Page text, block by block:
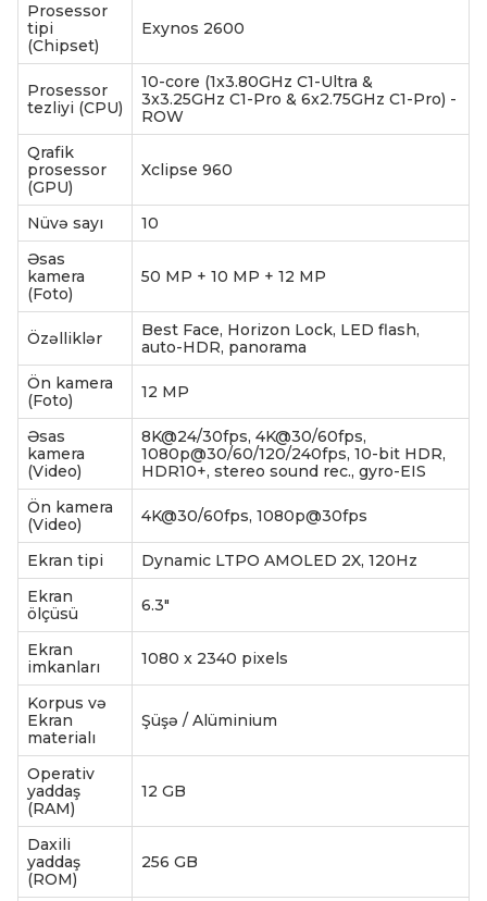
Prosessor
tipi
(Chipset)
Exynos 2600
Prosessor
tezliyi (CPU)
10-core (1x3.80GHz C1-Ultra &
3x3.25GHz C1-Pro & 6x2.75GHz C1-Pro) -
ROW
Qrafik
prosessor
(GPU)
Xclipse 960
Nüvə sayı
10
Əsas
kamera
(Foto)
50 MP + 10 MP + 12 MP
Özəlliklər
Best Face, Horizon Lock, LED flash,
auto-HDR, panorama
Ön kamera
(Foto)
12 MP
Əsas
kamera
(Video)
8K@24/30fps, 4K@30/60fps,
1080p@30/60/120/240fps, 10-bit HDR,
HDR10+, stereo sound rec., gyro-EIS
Ön kamera
(Video)
4K@30/60fps, 1080p@30fps
Ekran tipi
Dynamic LTPO AMOLED 2X, 120Hz
Ekran
ölçüsü
6.3"
Ekran
imkanları
1080 x 2340 pixels
Korpus və
Ekran
materialı
Şüşə / Alüminium
Operativ
yaddaş
(RAM)
12 GB
Daxili
yaddaş
(ROM)
256 GB